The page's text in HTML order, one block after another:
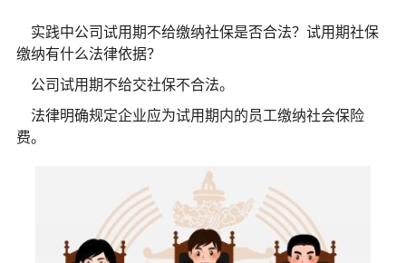
实践中公司试用期不给缴纳社保是否合法？试用期社保
缴纳有什么法律依据？
公司试用期不给交社保不合法。
法律明确规定企业应为试用期内的员工缴纳社会保险
费。